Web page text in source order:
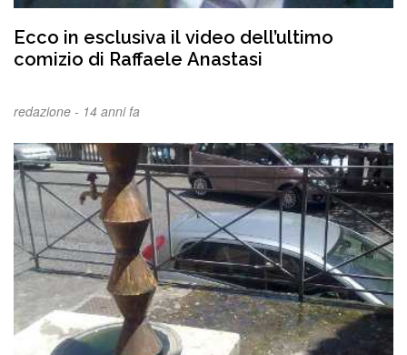
Ecco in esclusiva il video dell’ultimo
comizio di Raffaele Anastasi
redazione - 14 anni fa